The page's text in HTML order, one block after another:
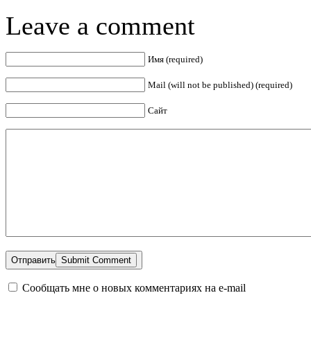
Leave a comment
Имя (required)
Mail (will not be published) (required)
Сайт
Отправить
Сообщать мне о новых комментариях на e-mail